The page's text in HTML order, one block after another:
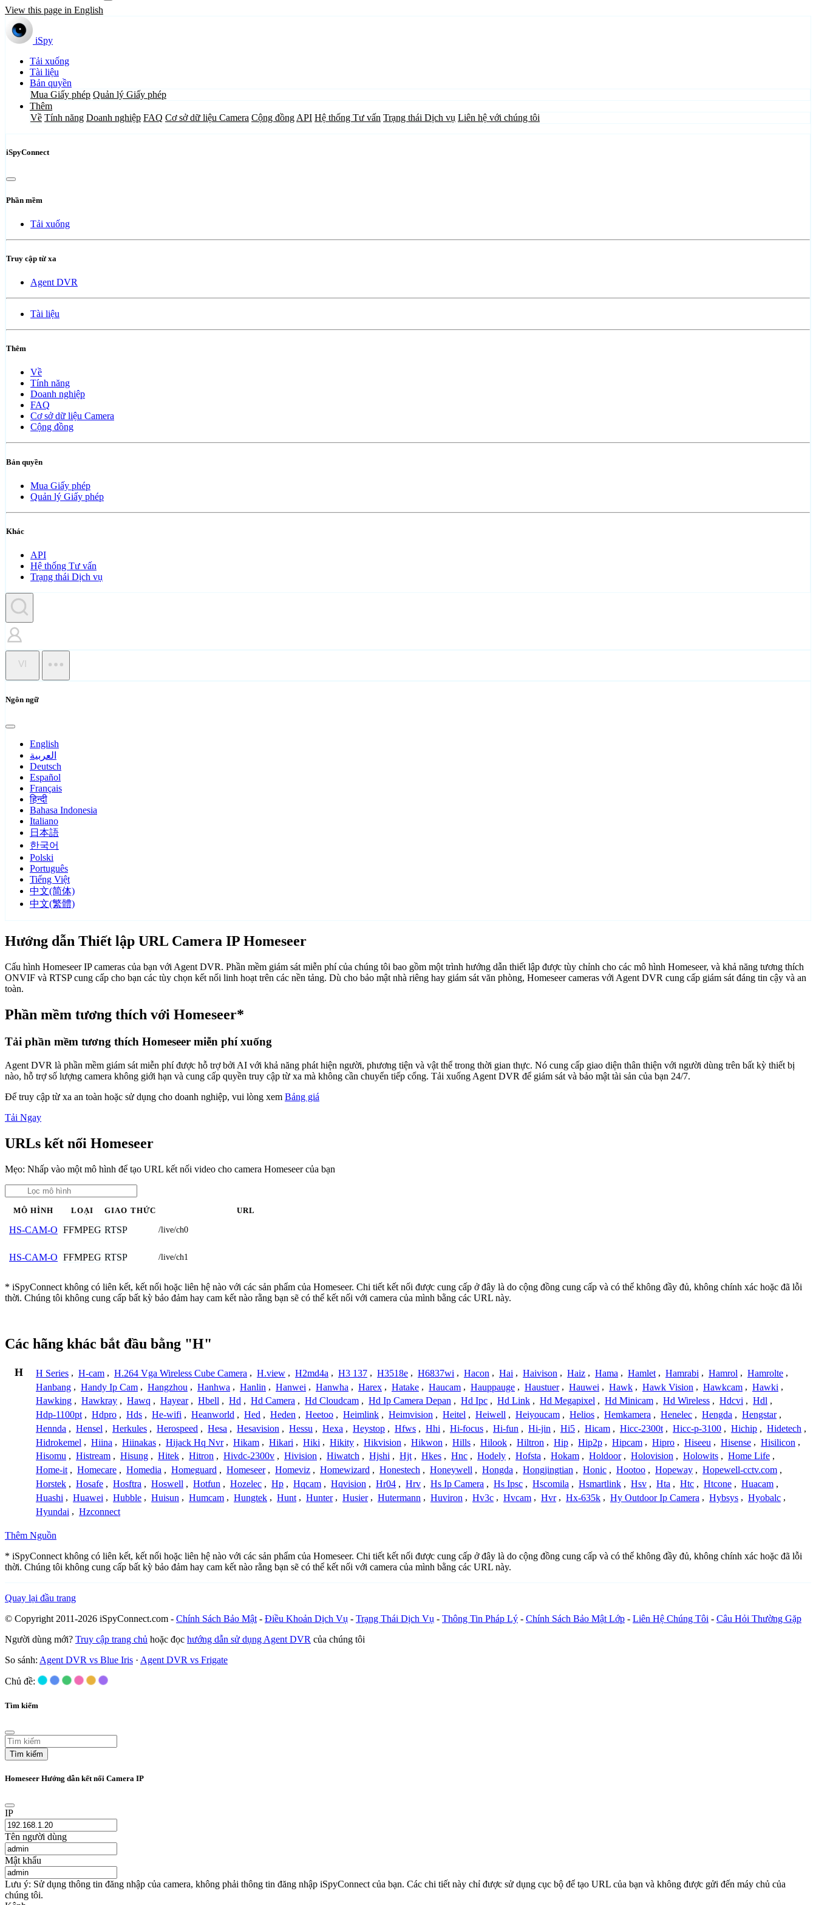
View this page in English
iSpy
Tải xuống
Tài liệu
Bản quyền
Mua Giấy phép Quản lý Giấy phép
Thêm
Về Tính năng Doanh nghiệp FAQ Cơ sở dữ liệu Camera Cộng đồng API Hệ thống Tư vấn Trạng thái Dịch vụ Liên hệ với chúng tôi
iSpyConnect
Phần mềm
Tải xuống
Truy cập từ xa
Agent DVR
Tài liệu
Thêm
Về
Tính năng
Doanh nghiệp
FAQ
Cơ sở dữ liệu Camera
Cộng đồng
Bản quyền
Mua Giấy phép
Quản lý Giấy phép
Khác
API
Hệ thống Tư vấn
Trạng thái Dịch vụ
VI
Ngôn ngữ
English
العربية
Deutsch
Español
Français
हिन्दी
Bahasa Indonesia
Italiano
日本語
한국어
Polski
Português
Tiếng Việt
中文(简体)
中文(繁體)
Hướng dẫn Thiết lập URL Camera IP Homeseer
Cấu hình Homeseer IP cameras của bạn với Agent DVR. Phần mềm giám sát miễn phí của chúng tôi bao gồm một trình hướng dẫn thiết lập được tùy chỉnh cho các mô hình Homeseer, và khả năng tương thích
ONVIF và RTSP cung cấp cho bạn các tùy chọn kết nối linh hoạt trên các nền tảng. Dù cho bảo mật nhà riêng hay giám sát văn phòng, Homeseer cameras với Agent DVR cung cấp giám sát đáng tin cậy và an
toàn.
Phần mềm tương thích với Homeseer*
Tải phần mềm tương thích Homeseer miễn phí xuống
Agent DVR là phần mềm giám sát miễn phí được hỗ trợ bởi AI với khả năng phát hiện người, phương tiện và vật thể trong thời gian thực. Nó cung cấp giao diện thân thiện với người dùng trên bất kỳ thiết bị
nào, hỗ trợ số lượng camera không giới hạn và cung cấp quyền truy cập từ xa mà không cần chuyển tiếp cổng. Tải xuống Agent DVR để giám sát và bảo mật tài sản của bạn 24/7.
Để truy cập từ xa an toàn hoặc sử dụng cho doanh nghiệp, vui lòng xem Bảng giá
Tải Ngay
URLs kết nối Homeseer
Mẹo: Nhấp vào một mô hình để tạo URL kết nối video cho camera Homeseer của bạn
MÔ HÌNH LOẠI GIAO THỨC URL
HS-CAM-O FFMPEG RTSP /live/ch0
HS-CAM-O FFMPEG RTSP /live/ch1
* iSpyConnect không có liên kết, kết nối hoặc liên hệ nào với các sản phẩm của Homeseer. Chi tiết kết nối được cung cấp ở đây là do cộng đồng cung cấp và có thể không đầy đủ, không chính xác hoặc đã lỗi
thời. Chúng tôi không cung cấp bất kỳ bảo đảm hay cam kết nào rằng bạn sẽ có thể kết nối với camera của mình bằng các URL này.
Các hãng khác bắt đầu bằng "H"
H H Series , H-cam , H.264 Vga Wireless Cube Camera , H.view , H2md4a , H3 137 , H3518e , H6837wi , Hacon , Hai , Haivison , Haiz , Hama , Hamlet , Hamrabi , Hamrol , Hamrolte ,
Hanbang , Handy Ip Cam , Hangzhou , Hanhwa , Hanlin , Hanwei , Hanwha , Harex , Hatake , Haucam , Hauppauge , Haustuer , Hauwei , Hawk , Hawk Vision , Hawkcam , Hawki ,
Hawking , Hawkray , Hawq , Hayear , Hbell , Hd , Hd Camera , Hd Cloudcam , Hd Ip Camera Depan , Hd Ipc , Hd Link , Hd Megapixel , Hd Minicam , Hd Wireless , Hdcvi , Hdl ,
Hdp-1100pt , Hdpro , Hds , He-wifi , Heanworld , Hed , Heden , Heetoo , Heimlink , Heimvision , Heitel , Heiwell , Heiyoucam , Helios , Hemkamera , Henelec , Hengda , Hengstar ,
Hennda , Hensel , Herkules , Herospeed , Hesa , Hesavision , Hessu , Hexa , Heystop , Hfws , Hhi , Hi-focus , Hi-fun , Hi-jin , Hi5 , Hicam , Hicc-2300t , Hicc-p-3100 , Hichip , Hidetech ,
Hidrokemel , Hiina , Hiinakas , Hijack Hq Nvr , Hikam , Hikari , Hiki , Hikity , Hikvision , Hikwon , Hills , Hilook , Hiltron , Hip , Hip2p , Hipcam , Hipro , Hiseeu , Hisense , Hisilicon ,
Hisomu , Histream , Hisung , Hitek , Hitron , Hivdc-2300v , Hivision , Hiwatch , Hjshi , Hjt , Hkes , Hnc , Hodely , Hofsta , Hokam , Holdoor , Holovision , Holowits , Home Life ,
Home-it , Homecare , Homedia , Homeguard , Homeseer , Homeviz , Homewizard , Honestech , Honeywell , Hongda , Hongjingtian , Honic , Hootoo , Hopeway , Hopewell-cctv.com ,
Horstek , Hosafe , Hosftra , Hoswell , Hotfun , Hozelec , Hp , Hqcam , Hqvision , Hr04 , Hrv , Hs Ip Camera , Hs Ipsc , Hscomila , Hsmartlink , Hsv , Hta , Htc , Htcone , Huacam ,
Huashi , Huawei , Hubble , Huisun , Humcam , Hungtek , Hunt , Hunter , Husier , Hutermann , Huviron , Hv3c , Hvcam , Hvr , Hx-635k , Hy Outdoor Ip Camera , Hybsys , Hyobalc ,
Hyundai , Hzconnect
Thêm Nguồn
* iSpyConnect không có liên kết, kết nối hoặc liên hệ nào với các sản phẩm của Homeseer. Chi tiết kết nối được cung cấp ở đây là do cộng đồng cung cấp và có thể không đầy đủ, không chính xác hoặc đã lỗi
thời. Chúng tôi không cung cấp bất kỳ bảo đảm hay cam kết nào rằng bạn sẽ có thể kết nối với camera của mình bằng các URL này.
Quay lại đầu trang
© Copyright 2011-2026 iSpyConnect.com - Chính Sách Bảo Mật - Điều Khoản Dịch Vụ - Trạng Thái Dịch Vụ - Thông Tin Pháp Lý - Chính Sách Bảo Mật Lớp - Liên Hệ Chúng Tôi - Câu Hỏi Thường Gặp
Người dùng mới? Truy cập trang chủ hoặc đọc hướng dẫn sử dụng Agent DVR của chúng tôi
So sánh: Agent DVR vs Blue Iris · Agent DVR vs Frigate
Chủ đề:
Tìm kiếm
Tìm kiếm
Homeseer Hướng dẫn kết nối Camera IP
IP
Tên người dùng
Mật khẩu
Lưu ý: Sử dụng thông tin đăng nhập của camera, không phải thông tin đăng nhập iSpyConnect của bạn. Các chi tiết này chỉ được sử dụng cục bộ để tạo URL của bạn và không được gửi đến máy chủ của
chúng tôi.